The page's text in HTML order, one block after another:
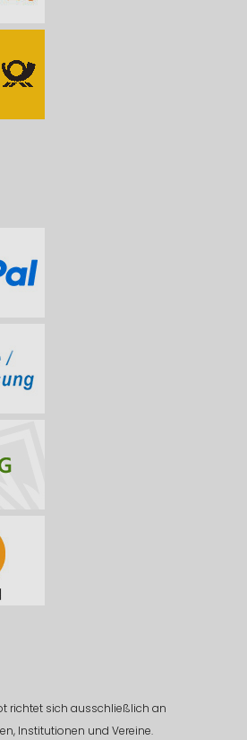
richtet sich ausschließlich an
Institutionen und Vereine.